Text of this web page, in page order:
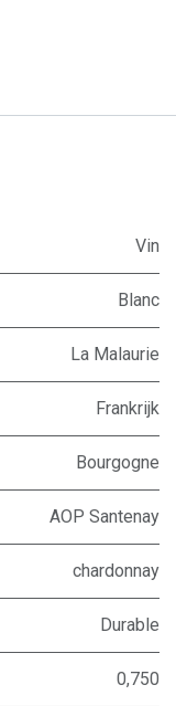
Vin
Blanc
La Malaurie
Frankrijk
Bourgogne
AOP Santenay
chardonnay
Durable
0,750